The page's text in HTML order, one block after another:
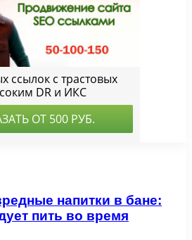
напитки в бане:
пить во время